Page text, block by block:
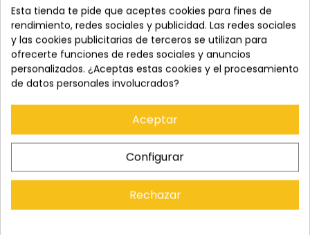
SONY A7 IV + 24-70MM F/2.8
II CÁMARA MIRRORLESS
4.198,00 €
3.648,00 €
SONY A7 IV + 16-35MM F/2.8
II CÁMARA MIRRORLESS
4.358,00 €
3.858,00 €
25
00
54
35
25
12
28
02
Esta tienda te pide que aceptes cookies para fines de
rendimiento, redes sociales y publicidad. Las redes sociales
y las cookies publicitarias de terceros se utilizan para
ofrecerte funciones de redes sociales y anuncios
personalizados. ¿Aceptas estas cookies y el procesamiento
de datos personales involucrados?
Aceptar
Configurar
Rechazar